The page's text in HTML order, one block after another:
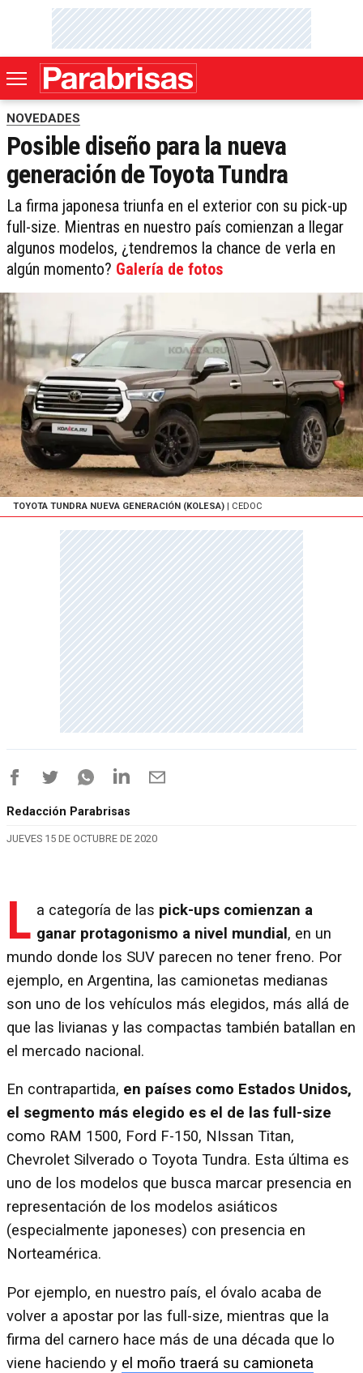
NOVEDADES
Posible diseño para la nueva
generación de Toyota Tundra
La firma japonesa triunfa en el exterior con su pick-up
full-size. Mientras en nuestro país comienzan a llegar
algunos modelos, ¿tendremos la chance de verla en
algún momento? Galería de fotos
TOYOTA TUNDRA NUEVA GENERACIÓN (KOLESA) | CEDOC
Redacción Parabrisas
JUEVES 15 DE OCTUBRE DE 2020
L a categoría de las pick-ups comienzan a
ganar protagonismo a nivel mundial , en un
mundo donde los SUV parecen no tener freno. Por
ejemplo, en Argentina, las camionetas medianas
son uno de los vehículos más elegidos, más allá de
que las livianas y las compactas también batallan en
el mercado nacional.
En contrapartida, en países como Estados Unidos,
el segmento más elegido es el de las full-size
como RAM 1500, Ford F-150, NIssan Titan,
Chevrolet Silverado o Toyota Tundra. Esta última es
uno de los modelos que busca marcar presencia en
representación de los modelos asiáticos
(especialmente japoneses) con presencia en
Norteamérica.
Por ejemplo, en nuestro país, el óvalo acaba de
volver a apostar por las full-size, mientras que la
firma del carnero hace más de una década que lo
viene haciendo y el moño traerá su camioneta